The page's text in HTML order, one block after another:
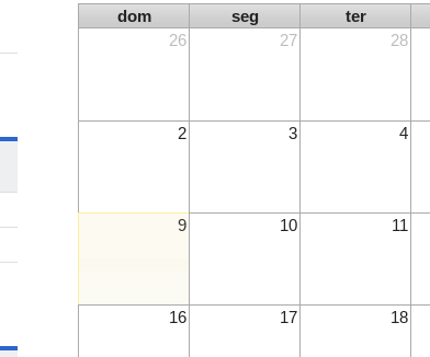
dom seg ter
26
27 28
2 3 4
9 10 11
16 17 18